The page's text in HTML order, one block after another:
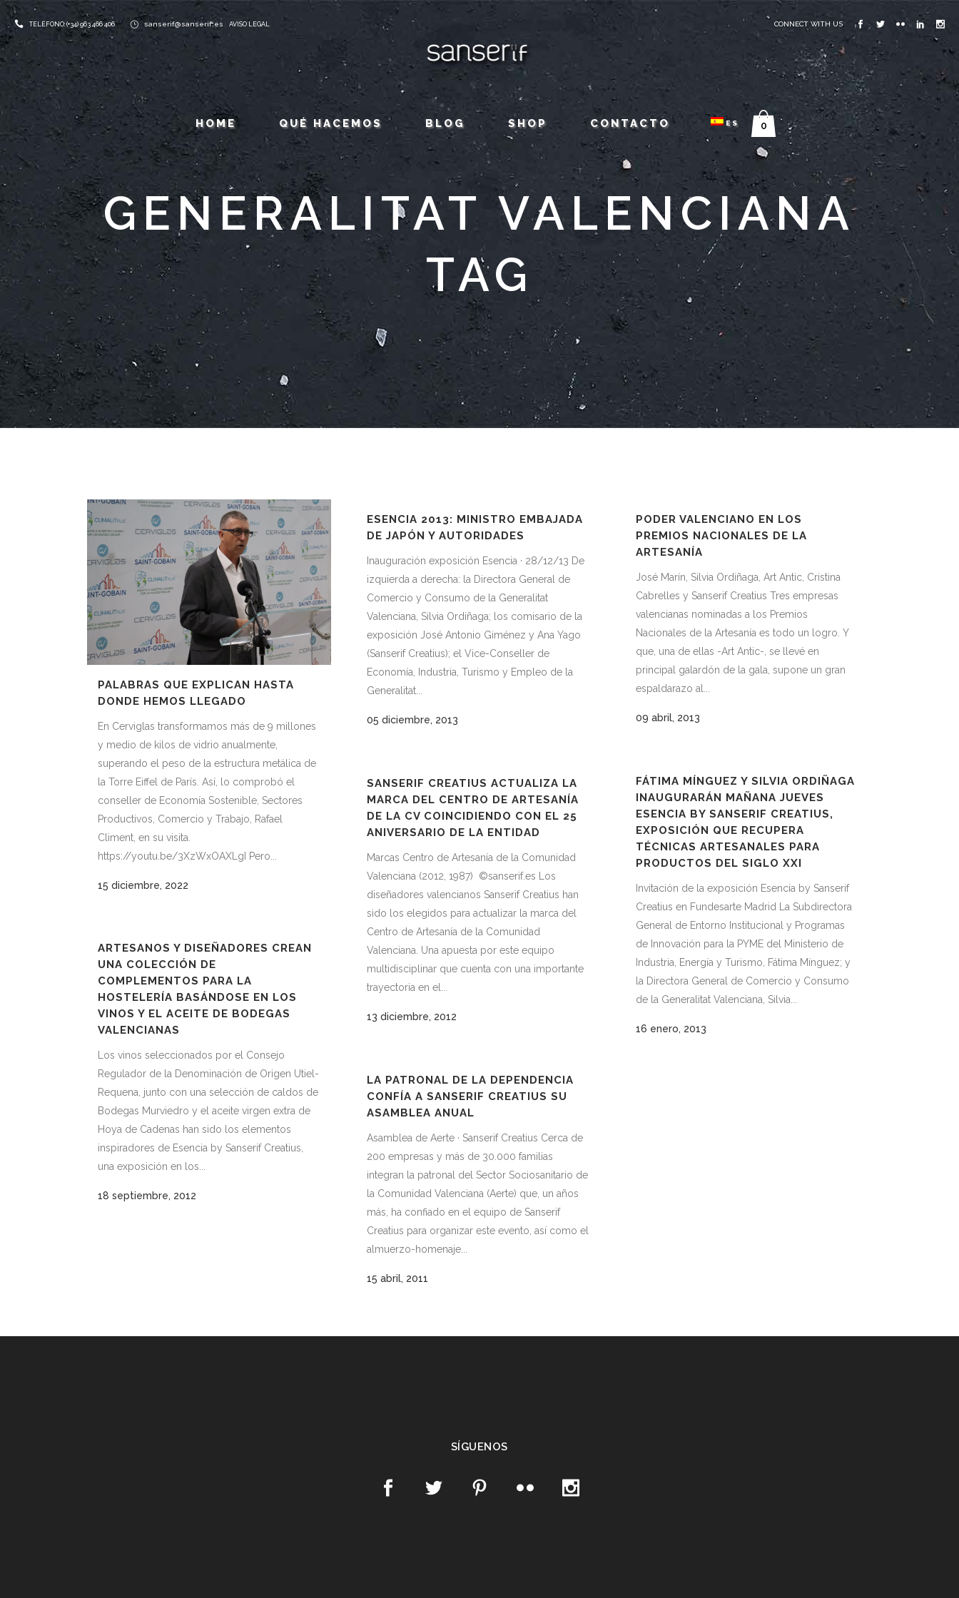
TELÉFONO: (+34) 963 466 406 sanserif@sanserif.es AVISO LEGAL CONNECT WITH US
HOME QUÉ HACEMOS BLOG SHOP CONTACTO ES 0
GENERALITAT VALENCIANA
TAG
PALABRAS QUE EXPLICAN HASTA
DONDE HEMOS LLEGADO
En Cerviglas transformamos más de 9 millones
y medio de kilos de vidrio anualmente,
superando el peso de la estructura metálica de
la Torre Eiffel de París. Así, lo comprobó el
conseller de Economía Sostenible, Sectores
Productivos, Comercio y Trabajo, Rafael
Climent, en su visita.
https://youtu.be/3XzWxOAXLgI Pero...
15 diciembre, 2022
ESENCIA 2013: MINISTRO EMBAJADA
DE JAPÓN Y AUTORIDADES
Inauguración exposición Esencia · 28/12/13 De
izquierda a derecha: la Directora General de
Comercio y Consumo de la Generalitat
Valenciana, Silvia Ordiñaga; los comisario de la
exposición José Antonio Giménez y Ana Yago
(Sanserif Creatius); el Vice-Conseller de
Economía, Industria, Turismo y Empleo de la
Generalitat...
05 diciembre, 2013
PODER VALENCIANO EN LOS
PREMIOS NACIONALES DE LA
ARTESANÍA
José Marín, Silvia Ordiñaga, Art Antic, Cristina
Cabrelles y Sanserif Creatius Tres empresas
valencianas nominadas a los Premios
Nacionales de la Artesanía es todo un logro. Y
que, una de ellas -Art Antic-, se llevé en
principal galardón de la gala, supone un gran
espaldarazo al...
09 abril, 2013
FÁTIMA MÍNGUEZ Y SILVIA ORDIÑAGA
INAUGURARÁN MAÑANA JUEVES
ESENCIA BY SANSERIF CREATIUS,
EXPOSICIÓN QUE RECUPERA
TÉCNICAS ARTESANALES PARA
PRODUCTOS DEL SIGLO XXI
Invitación de la exposición Esencia by Sanserif
Creatius en Fundesarte Madrid La Subdirectora
General de Entorno Institucional y Programas
de Innovación para la PYME del Ministerio de
Industria, Energía y Turismo, Fátima Mínguez; y
la Directora General de Comercio y Consumo
de la Generalitat Valenciana, Silvia...
16 enero, 2013
SANSERIF CREATIUS ACTUALIZA LA
MARCA DEL CENTRO DE ARTESANÍA
DE LA CV COINCIDIENDO CON EL 25
ANIVERSARIO DE LA ENTIDAD
Marcas Centro de Artesanía de la Comunidad
Valenciana (2012, 1987) ©sanserif.es Los
diseñadores valencianos Sanserif Creatius han
sido los elegidos para actualizar la marca del
Centro de Artesanía de la Comunidad
Valenciana. Una apuesta por este equipo
multidisciplinar que cuenta con una importante
trayectoria en el...
13 diciembre, 2012
ARTESANOS Y DISEÑADORES CREAN
UNA COLECCIÓN DE
COMPLEMENTOS PARA LA
HOSTELERÍA BASÁNDOSE EN LOS
VINOS Y EL ACEITE DE BODEGAS
VALENCIANAS
Los vinos seleccionados por el Consejo
Regulador de la Denominación de Origen Utiel-
Requena, junto con una selección de caldos de
Bodegas Murviedro y el aceite virgen extra de
Hoya de Cadenas han sido los elementos
inspiradores de Esencia by Sanserif Creatius,
una exposición en los...
18 septiembre, 2012
LA PATRONAL DE LA DEPENDENCIA
CONFÍA A SANSERIF CREATIUS SU
ASAMBLEA ANUAL
Asamblea de Aerte · Sanserif Creatius Cerca de
200 empresas y más de 30.000 familias
integran la patronal del Sector Sociosanitario de
la Comunidad Valenciana (Aerte) que, un años
más, ha confiado en el equipo de Sanserif
Creatius para organizar este evento, así como el
almuerzo-homenaje...
15 abril, 2011
SÍGUENOS